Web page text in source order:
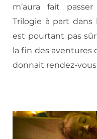
m’aura fait
Trilogie à part
est pourtant pas
la fin des aventures
donnait rendez-vous